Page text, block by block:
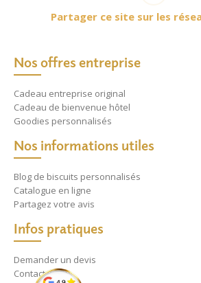
Partager ce site sur les
Nos offres entreprise
Cadeau entreprise original
Cadeau de bienvenue hôtel
Goodies personnalisés
Nos informations utiles
Blog de biscuits personnalisés
Catalogue en ligne
Partagez votre avis
Infos pratiques
Demander un devis
Contact